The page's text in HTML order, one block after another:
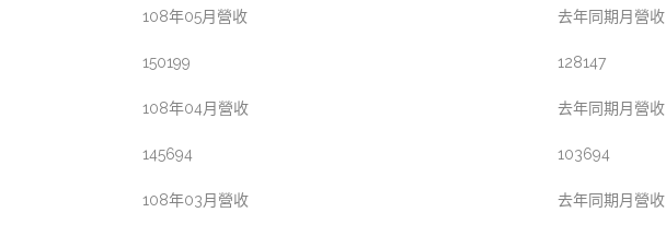
108年05月營收 去年同期月營收
150199 128147
108年04月營收 去年同期月營收
145694 103694
108年03月營收 去年同期月營收